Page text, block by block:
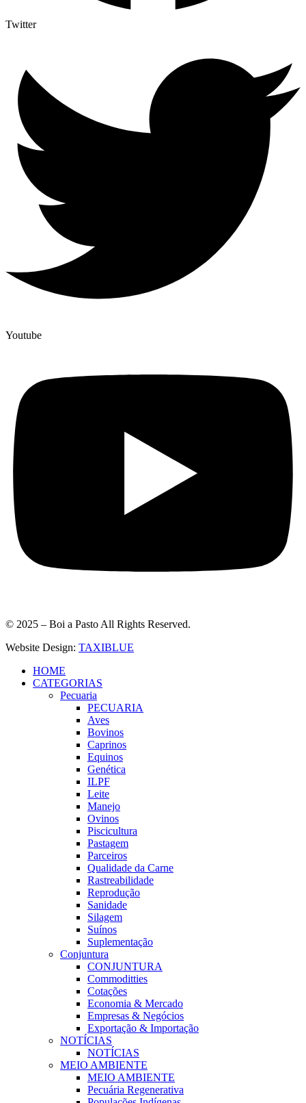
Twitter
Youtube
© 2025 – Boi a Pasto All Rights Reserved.
Website Design: TAXIBLUE
HOME
CATEGORIAS
Pecuaria
PECUARIA
Aves
Bovinos
Caprinos
Equinos
Genética
ILPF
Leite
Manejo
Ovinos
Piscicultura
Pastagem
Parceiros
Qualidade da Carne
Rastreabilidade
Reprodução
Sanidade
Silagem
Suínos
Suplementação
Conjuntura
CONJUNTURA
Commoditties
Cotações
Economia & Mercado
Empresas & Negócios
Exportação & Importação
NOTÍCIAS
NOTÍCIAS
MEIO AMBIENTE
MEIO AMBIENTE
Pecuária Regenerativa